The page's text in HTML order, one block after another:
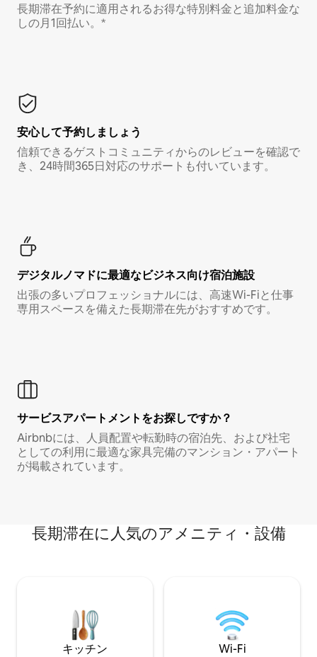
長期滞在予約に適用されるお得な特別料金と追加料金な
しの月1回払い。*
安心して予約しましょう
信頼できるゲストコミュニティからのレビューを確認で
き、24時間365日対応のサポートも付いています。
デジタルノマド⁠に最⁠適⁠なビ⁠ジ⁠ネ⁠ス⁠向⁠け宿⁠泊⁠施⁠設
出張の多いプロフェッショナルには、高速Wi-Fiと仕事
専用スペースを備えた長期滞在先がおすすめです。
サービスアパートメントをお探しですか？
Airbnbには、人員配置や転勤時の宿泊先、および社宅
としての利用に最適な家具完備のマンション・アパート
が掲載されています。
長期滞在に人気のアメニティ・設備
キッチン Wi-Fi